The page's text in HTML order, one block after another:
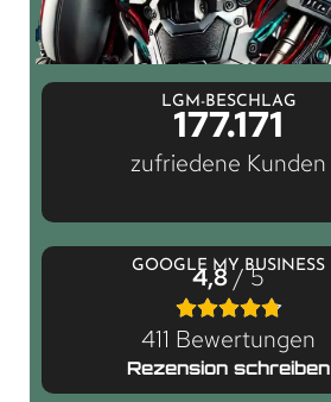
LGM-BESCHLAG
177.171
zufriedene Kunden
GOOGLE MY BUSINESS
4,8/ 5
411 Bewertungen
Rezension schreiben